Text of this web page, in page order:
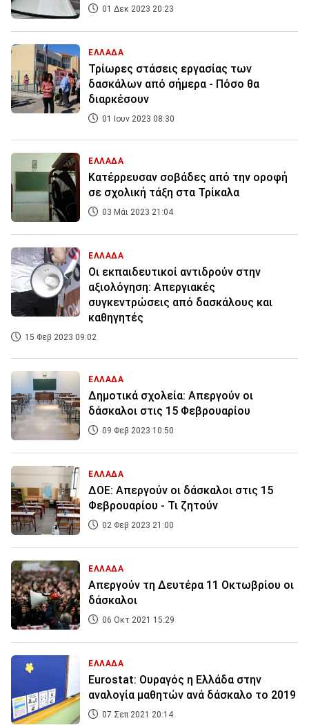
01 Δεκ 2023 20:23
ΕΛΛΑΔΑ
Τρίωρες στάσεις εργασίας των
δασκάλων από σήμερα - Πόσο θα
διαρκέσουν
01 Ιουν 2023 08:30
ΕΛΛΑΔΑ
Κατέρρευσαν σοβάδες από την οροφή
σε σχολική τάξη στα Τρίκαλα
03 Μάι 2023 21:04
ΕΛΛΑΔΑ
Οι εκπαιδευτικοί αντιδρούν στην
αξιολόγηση: Απεργιακές
συγκεντρώσεις από δασκάλους και
καθηγητές
15 Φεβ 2023 09:02
ΕΛΛΑΔΑ
Δημοτικά σχολεία: Απεργούν οι
δάσκαλοι στις 15 Φεβρουαρίου
09 Φεβ 2023 10:50
ΕΛΛΑΔΑ
ΔΟΕ: Απεργούν οι δάσκαλοι στις 15
Φεβρουαρίου - Τι ζητούν
02 Φεβ 2023 21:00
ΕΛΛΑΔΑ
Απεργούν τη Δευτέρα 11 Οκτωβρίου οι
δάσκαλοι
06 Οκτ 2021 15:29
ΕΛΛΑΔΑ
Eurostat: Ουραγός η Ελλάδα στην
αναλογία μαθητών ανά δάσκαλο το 2019
07 Σεπ 2021 20:14